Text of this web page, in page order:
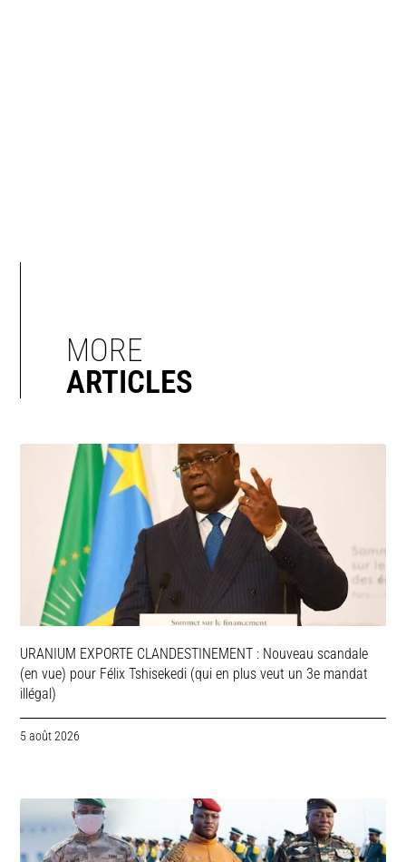
MORE
ARTICLES
URANIUM EXPORTE CLANDESTINEMENT : Nouveau scandale
(en vue) pour Félix Tshisekedi (qui en plus veut un 3e mandat
illégal)
5 août 2026